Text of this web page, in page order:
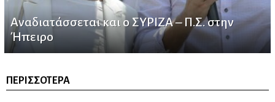
Αναδιατάσσεται και ο ΣΥΡΙΖΑ – Π.Σ. στην
Ήπειρο
ΠΕΡΙΣΣΌΤΕΡΑ